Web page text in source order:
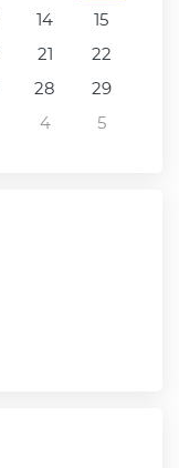
14
15
21
22
28
29
4 5